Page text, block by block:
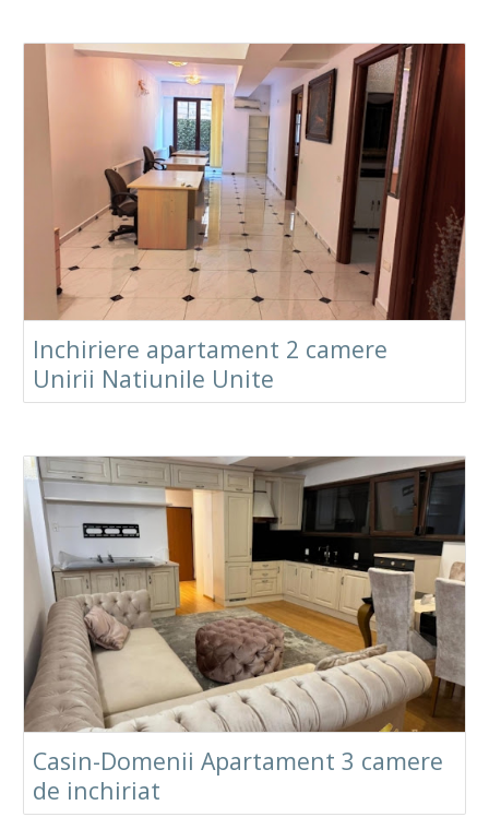
Inchiriere apartament 2 camere
Unirii Natiunile Unite
Casin-Domenii Apartament 3 camere
de inchiriat